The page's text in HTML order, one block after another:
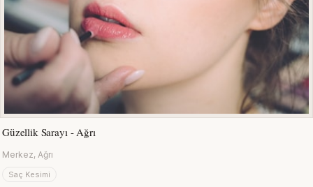
Güzellik Sarayı - Ağrı
Merkez, Ağrı
Saç Kesimi